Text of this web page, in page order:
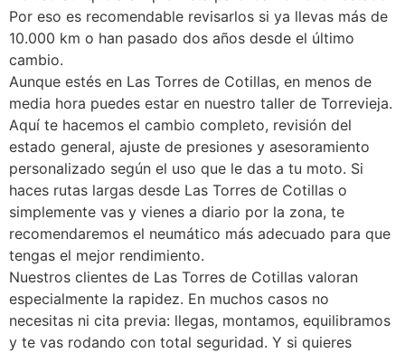
Por eso es recomendable revisarlos si ya llevas más de
10.000 km o han pasado dos años desde el último
cambio.
Aunque estés en Las Torres de Cotillas, en menos de
media hora puedes estar en nuestro taller de Torrevieja.
Aquí te hacemos el cambio completo, revisión del
estado general, ajuste de presiones y asesoramiento
personalizado según el uso que le das a tu moto. Si
haces rutas largas desde Las Torres de Cotillas o
simplemente vas y vienes a diario por la zona, te
recomendaremos el neumático más adecuado para que
tengas el mejor rendimiento.
Nuestros clientes de Las Torres de Cotillas valoran
especialmente la rapidez. En muchos casos no
necesitas ni cita previa: llegas, montamos, equilibramos
y te vas rodando con total seguridad. Y si quieres